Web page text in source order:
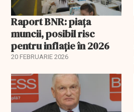
Raport BNR: piața
muncii, posibil risc
pentru inflație în 2026
20 FEBRUARIE 2026
EXCLUSIV